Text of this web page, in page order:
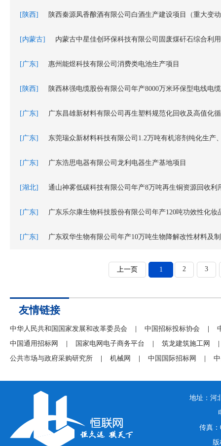
[陕西] 陕西秦源凤香酿酒有限公司白酒生产建设项目（重大变
[内蒙古]
[广东] 惠州能煜科技有限公司消费类电池生产项目
[陕西] 陕西林强电缆股份有限公司年产8000万米环保型电线电
[广东] 广东昌雄新材料有限公司再生塑料规范化回收及高值化
[广东] 东莞瑞众新材料科技有限公司1.2万吨有机溶剂纯化生产
[广东] 广东浩思电器有限公司龙利电器生产基地项目
[湖北] 通山神雾低碳科技有限公司年产8万吨再生铜资源回收利
[广东] 广东乐尔康生物科技股份有限公司年产120吨功效性化妆
[广东] 广东双华生物有限公司年产10万吨生物降解改性材料及
上一页 1 2 3
友情链接
中华人民共和国国家发展和改革委员会 中国招标投标协会
中国通用招标网
国家电网电子商务平台 筑龙建筑施工网
公共市场与政府采购研究所
机械网 中国国际招标网
地址：河
传真